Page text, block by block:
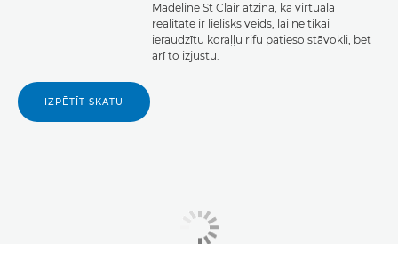
Madeline St Clair atzina, ka virtuālā
realitāte ir lielisks veids, lai ne tikai
ieraudzītu koraļļu rifu patieso stāvokli, bet
arī to izjustu.
IZPĒTĪT SKATU